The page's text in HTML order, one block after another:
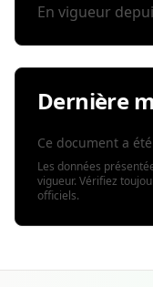
En vigueur
Dernière
Ce document a
Les données
vigueur. Vérifiez
officiels.